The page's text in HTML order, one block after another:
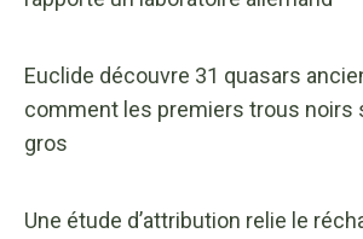
Euclide découvre 31 quasars
comment les premiers trous noirs
gros
Une étude d’attribution relie le